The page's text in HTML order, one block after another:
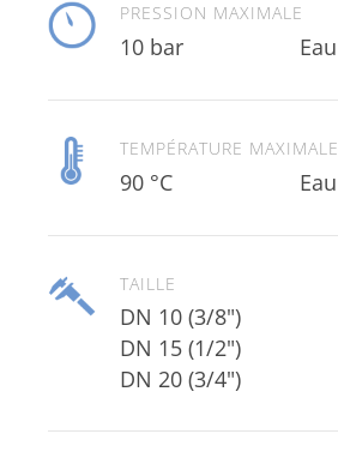
PRESSION MAXIMALE
10 bar Eau
TEMPÉRATURE MAXIMALE
90 °C Eau
TAILLE
DN 10 (3/8")
DN 15 (1/2")
DN 20 (3/4")